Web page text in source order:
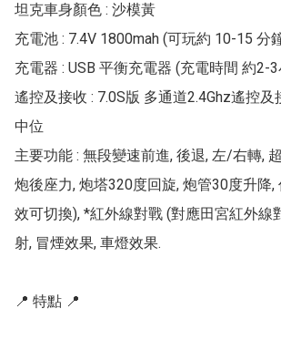
坦克車身顏色 : 沙模黃
充電池 : 7.4V 1800mah (可玩約 10-15 分
充電器 : USB 平衡充電器 (充電時間 約2-
遙控及接收 : 7.0S版 多通道2.4Ghz遙控及
中位
主要功能 : 無段變速前進, 後退, 左/右轉,
炮後座力, 炮塔320度回旋, 炮管30度升降,
效可切換), *紅外線對戰 (對應田宮紅外線
射, 冒煙效果, 車燈效果.
📍 特點 📍